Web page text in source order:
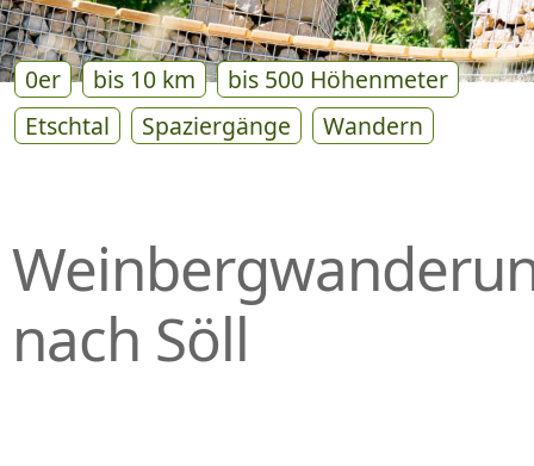
0er bis 10 km
bis 500 Höhenmeter
Etschtal
Spaziergänge Wandern
nach Söll